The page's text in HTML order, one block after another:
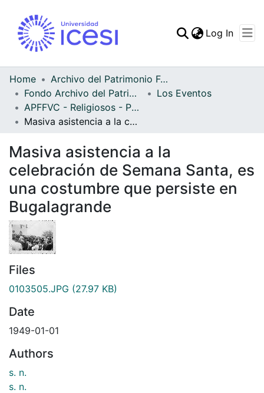
Statistics
Log In
Home
Archivo del Patrimonio Fotográfico y Fílmico del Valle del Cauca
Fondo Archivo del Patrimonio Fotográfico y Fílmico del Valle del Cauca
Los Eventos
APFFVC - Religiosos - Patrimonial
Masiva asistencia a la celebración de Semana Santa, es una costumbre que persiste en Bugalagrande
Masiva asistencia a la
celebración de Semana Santa, es
una costumbre que persiste en
Bugalagrande
Files
0103505.JPG (27.97 KB)
Date
1949-01-01
Authors
s. n.
s. n.